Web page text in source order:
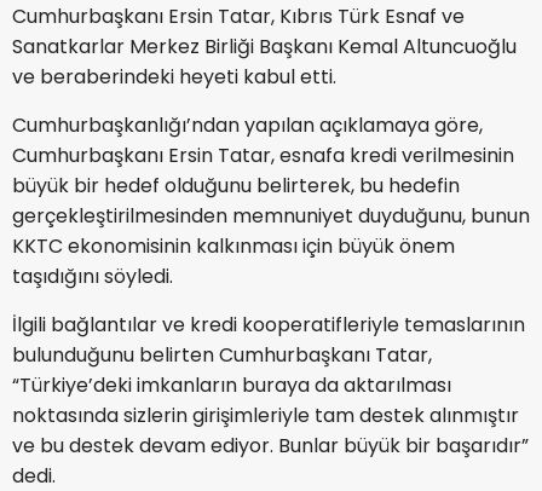
Cumhurbaşkanı Ersin Tatar, Kıbrıs Türk Esnaf ve
Sanatkarlar Merkez Birliği Başkanı Kemal Altuncuoğlu
ve beraberindeki heyeti kabul etti.
Cumhurbaşkanlığı’ndan yapılan açıklamaya göre,
Cumhurbaşkanı Ersin Tatar, esnafa kredi verilmesinin
büyük bir hedef olduğunu belirterek, bu hedefin
gerçekleştirilmesinden memnuniyet duyduğunu, bunun
KKTC ekonomisinin kalkınması için büyük önem
taşıdığını söyledi.
İlgili bağlantılar ve kredi kooperatifleriyle temaslarının
bulunduğunu belirten Cumhurbaşkanı Tatar,
“Türkiye’deki imkanların buraya da aktarılması
noktasında sizlerin girişimleriyle tam destek alınmıştır
ve bu destek devam ediyor. Bunlar büyük bir başarıdır”
dedi.